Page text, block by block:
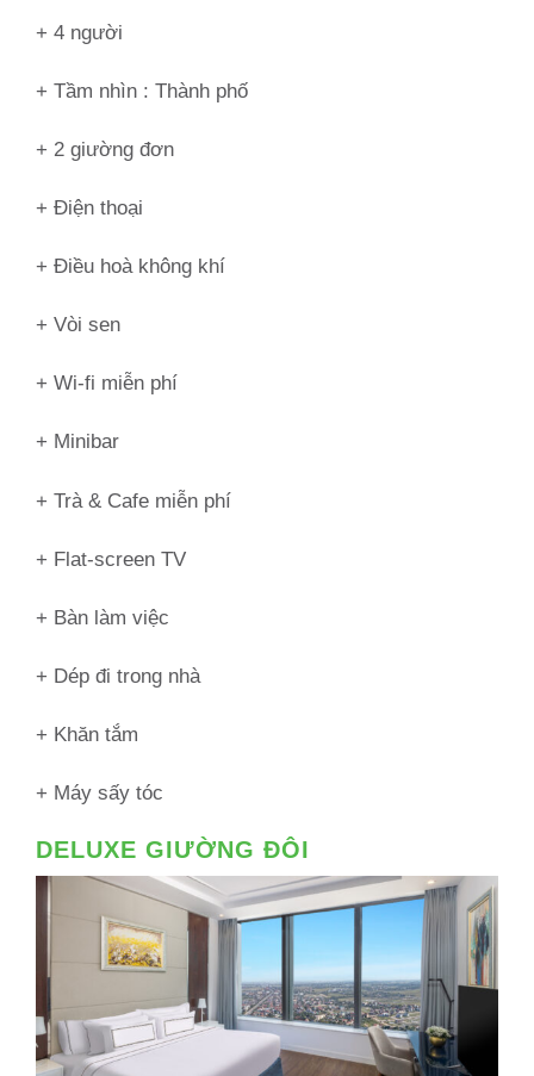
+ 4 người
+ Tầm nhìn : Thành phố
+ 2 giường đơn
+ Điện thoại
+ Điều hoà không khí
+ Vòi sen
+ Wi-fi miễn phí
+ Minibar
+ Trà & Cafe miễn phí
+ Flat-screen TV
+ Bàn làm việc
+ Dép đi trong nhà
+ Khăn tắm
+ Máy sấy tóc
DELUXE GIƯỜNG ĐÔI